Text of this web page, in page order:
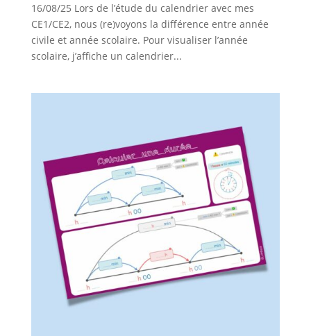
16/08/25 Lors de l’étude du calendrier avec mes
CE1/CE2, nous (re)voyons la différence entre année
civile et année scolaire. Pour visualiser l’année
scolaire, j’affiche un calendrier...